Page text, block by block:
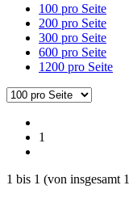
100 pro Seite
200 pro Seite
300 pro Seite
600 pro Seite
1200 pro Seite
1
1 bis 1 (von insgesamt 1